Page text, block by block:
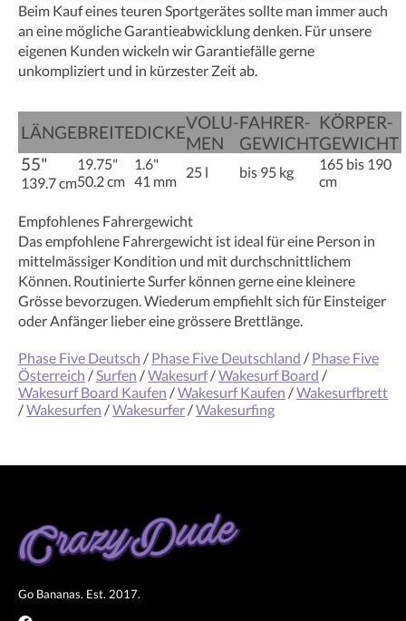
Beim Kauf eines teuren Sportgerätes sollte man immer auch
an eine mögliche Garantieabwicklung denken. Für unsere
eigenen Kunden wickeln wir Garantiefälle gerne
unkompliziert und in kürzester Zeit ab.
LÄNGEBREITEDICKEVOLU­
MEN
FAHRER­
GEWICHT
KÖRPER­
GEWICHT
55"
139.7 cm
19.75"
50.2 cm
1.6"
41 mm
25 l bis 95 kg
165 bis 190
cm
Empfohlenes Fahrergewicht
Das empfohlene Fahrergewicht ist ideal für eine Person in
mittelmässiger Kondition und mit durchschnittlichem
Können. Routinierte Surfer können gerne eine kleinere
Grösse bevorzugen. Wiederum empfiehlt sich für Einsteiger
oder Anfänger lieber eine grössere Brettlänge.
Phase Five Deutsch / Phase Five Deutschland / Phase Five
Österreich / Surfen /Wakesurf/Wakesurf Board /
Wakesurf Board Kaufen /Wakesurf Kaufen /Wakesurfbrett
/Wakesurfen /Wakesurfer /Wakesurfing
Go Bananas. Est. 2017.